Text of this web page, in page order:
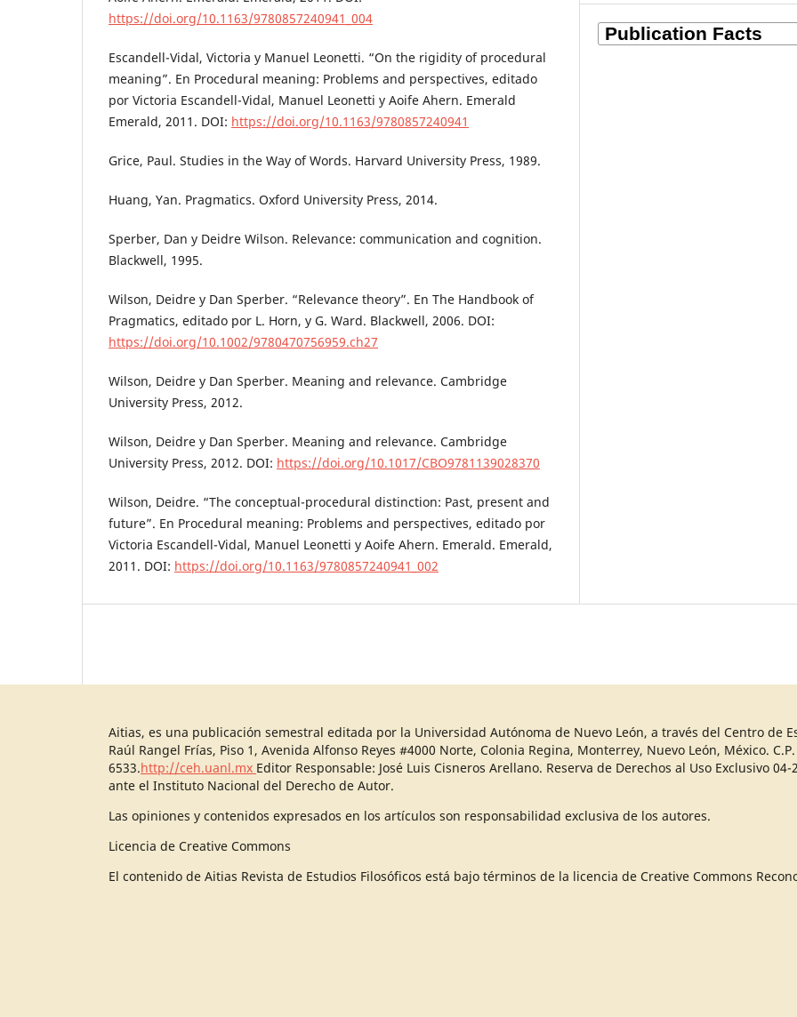
https://doi.org/10.1163/9780857240941_004
Escandell-Vidal, Victoria y Manuel Leonetti. “On the rigidity of procedural
meaning”. En Procedural meaning: Problems and perspectives, editado
por Victoria Escandell-Vidal, Manuel Leonetti y Aoife Ahern. Emerald
Emerald, 2011. DOI: https://doi.org/10.1163/9780857240941
Grice, Paul. Studies in the Way of Words. Harvard University Press, 1989.
Huang, Yan. Pragmatics. Oxford University Press, 2014.
Sperber, Dan y Deidre Wilson. Relevance: communication and cognition.
Blackwell, 1995.
Wilson, Deidre y Dan Sperber. “Relevance theory”. En The Handbook of
Pragmatics, editado por L. Horn, y G. Ward. Blackwell, 2006. DOI:
https://doi.org/10.1002/9780470756959.ch27
Wilson, Deidre y Dan Sperber. Meaning and relevance. Cambridge
University Press, 2012.
Wilson, Deidre y Dan Sperber. Meaning and relevance. Cambridge
University Press, 2012. DOI: https://doi.org/10.1017/CBO9781139028370
Wilson, Deidre. “The conceptual-procedural distinction: Past, present and
future”. En Procedural meaning: Problems and perspectives, editado por
Victoria Escandell-Vidal, Manuel Leonetti y Aoife Ahern. Emerald. Emerald,
2011. DOI: https://doi.org/10.1163/9780857240941_002
Aitias, es una publicación semestral editada por la Universidad Autónoma de Nuevo León, a través del Centro de
Raúl Rangel Frías, Piso 1, Avenida Alfonso Reyes #4000 Norte, Colonia Regina, Monterrey, Nuevo León, México.
6533.http://ceh.uanl.mx Editor Responsable: José Luis Cisneros Arellano. Reserva de Derechos al Uso Exclusivo
ante el Instituto Nacional del Derecho de Autor.
Las opiniones y contenidos expresados en los artículos son responsabilidad exclusiva de los autores.
Licencia de Creative Commons
El contenido de Aitias Revista de Estudios Filosóficos está bajo términos de la licencia de Creative Commons